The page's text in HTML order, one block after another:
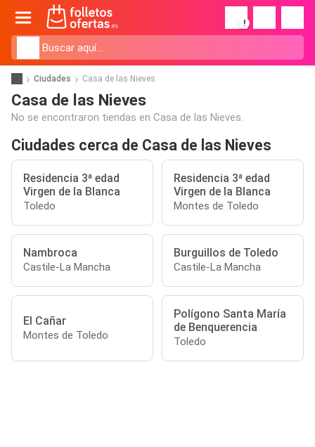
!
Ciudades Casa de las Nieves
Casa de las Nieves
No se encontraron tiendas en Casa de las Nieves.
Ciudades cerca de Casa de las Nieves
Residencia 3ª edad
Virgen de la Blanca
Toledo
Residencia 3ª edad
Virgen de la Blanca
Montes de Toledo
Nambroca
Castile-La Mancha
Burguillos de Toledo
Castile-La Mancha
El Cañar
Montes de Toledo
Polígono Santa María
de Benquerencia
Toledo